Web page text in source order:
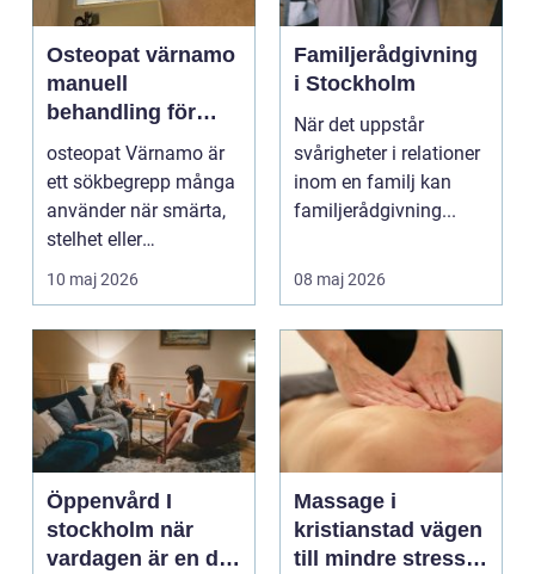
Osteopat värnamo
manuell
behandling för
minskad smärta
och Ökad rörlighet
osteopat Värnamo är
ett sökbegrepp många
använder när smärta,
stelhet eller
återkommande värk
börjar...
10 maj 2026
Familjerådgivning
i Stockholm
När det uppstår
svårigheter i relationer
inom en familj kan
familjerådgivning...
08 maj 2026
Öppenvård I
stockholm när
vardagen är en del
Massage i
kristianstad vägen
till mindre stress